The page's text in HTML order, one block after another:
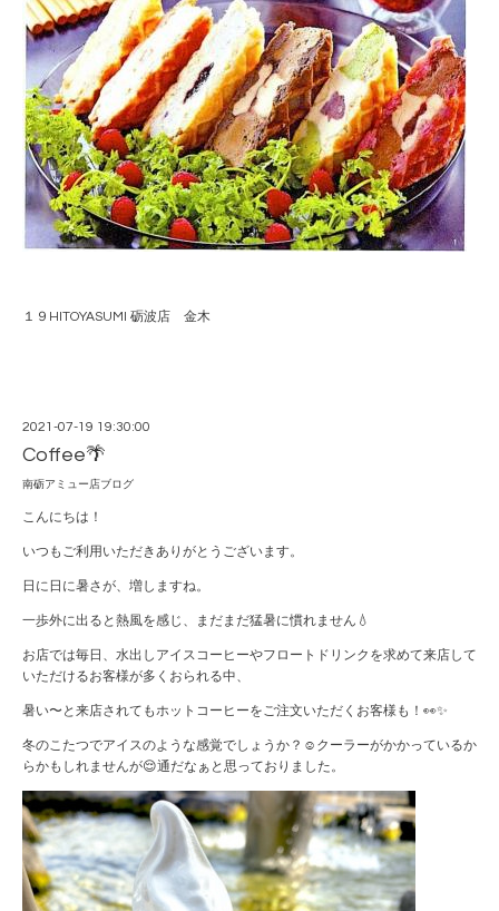
１９HITOYASUMI 砺波店 金木
2021-07-19 19:30:00
Coffee🌴
南砺アミュー店ブログ
こんにちは！
いつもご利用いただきありがとうございます。
日に日に暑さが、増しますね。
一歩外に出ると熱風を感じ、まだまだ猛暑に慣れません💧
お店では毎日、水出しアイスコーヒーやフロートドリンクを求めて来店して
いただけるお客様が多くおられる中、
暑い〜と来店されてもホットコーヒーをご注文いただくお客様も！👀✨
冬のこたつでアイスのような感覚でしょうか？☺️クーラーがかかっているか
らかもしれませんが😌通だなぁと思っておりました。